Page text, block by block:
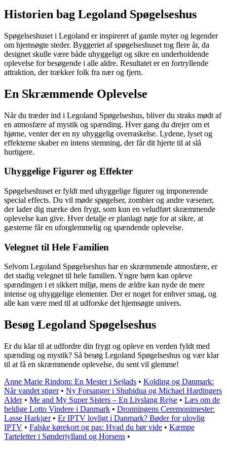
Historien bag Legoland Spøgelseshus
Spøgelseshuset i Legoland er inspireret af gamle myter og legender
om hjemsøgte steder. Byggeriet af spøgelseshuset tog flere år, da
designet skulle være både uhyggeligt og sikre en underholdende
oplevelse for besøgende i alle aldre. Resultatet er en fortryllende
attraktion, der trækker folk fra nær og fjern.
En Skræmmende Oplevelse
Når du træder ind i Legoland Spøgelseshus, bliver du straks mødt af
en atmosfære af mystik og spænding. Hver gang du drejer om et
hjørne, venter der en ny uhyggelig overraskelse. Lydene, lyset og
effekterne skaber en intens stemning, der får dit hjerte til at slå
hurtigere.
Uhyggelige Figurer og Effekter
Spøgelseshuset er fyldt med uhyggelige figurer og imponerende
special effects. Du vil møde spøgelser, zombier og andre væsener,
der lader dig mærke den frygt, som kun en veludført skræmmende
oplevelse kan give. Hver detalje er planlagt nøje for at sikre, at
gæsterne får en uforglemmelig og spændende oplevelse.
Velegnet til Hele Familien
Selvom Legoland Spøgelseshus har en skræmmende atmosfære, er
det stadig velegnet til hele familien. Yngre børn kan opleve
spændingen i et sikkert miljø, mens de ældre kan nyde de mere
intense og uhyggelige elementer. Der er noget for enhver smag, og
alle kan være med til at udforske det hjemsøgte univers.
Besøg Legoland Spøgelseshus
Er du klar til at udfordre din frygt og opleve en verden fyldt med
spænding og mystik? Så besøg Legoland Spøgelseshus og vær klar
til at få en skræmmende oplevelse, du sent vil glemme!
Anne Marie Rindom: En Mester i Sejlads • Kolding og Danmark:
Når vandet stiger• Ny Forsanger i Shubidua og Michael Hardingers
Alder• Me and My Super Sisters – En Livslang Rejse • Læs om de
heldige Lotto Vindere i Danmark • Dronningens Ceremonimester:
Lasse Harkjær• Er IPTV lovligt i Danmark? Bøder for ulovlig
IPTV • Falske kørekort og pas: Hvad du bør vide • Kæmpe
Tarteletter i Sønderjylland og Horsens •